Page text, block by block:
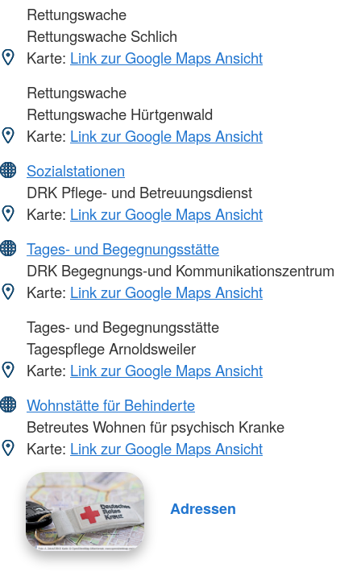
Rettungswache
Rettungswache Schlich
Karte: Link zur Google Maps Ansicht
Rettungswache
Rettungswache Hürtgenwald
Karte: Link zur Google Maps Ansicht
Sozialstationen
DRK Pflege- und Betreuungsdienst
Karte: Link zur Google Maps Ansicht
Tages- und Begegnungsstätte
DRK Begegnungs-und Kommunikationszentrum
Karte: Link zur Google Maps Ansicht
Tages- und Begegnungsstätte
Tagespflege Arnoldsweiler
Karte: Link zur Google Maps Ansicht
Wohnstätte für Behinderte
Betreutes Wohnen für psychisch Kranke
Karte: Link zur Google Maps Ansicht
Adressen